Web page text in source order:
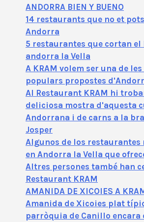
ANDORRA BIEN Y BUENO
14 restaurants que no et
Andorra
5 restaurantes que cortan el
andorra la Vella
A KRAM volem ser una de
populars propostes
Al Restaurant KRAM hi
deliciosa mostra d'aquesta
Andorrana i de carns a la
Josper
Algunos de los restaurantes
en Andorra la Vella que
Altres persones també han
Restaurant KRAM
AMANIDA DE XICOIES A
Amanida de Xicoies plat
parròquia de Canillo encara